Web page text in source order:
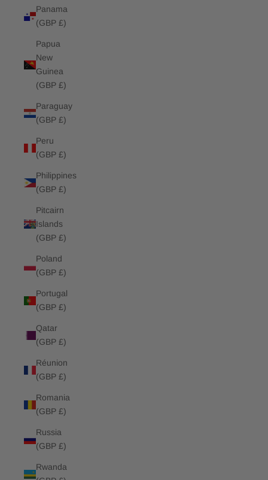
Panama
(GBP £)
Papua
New
Guinea
(GBP £)
Paraguay
(GBP £)
Peru
(GBP £)
Philippines
(GBP £)
Pitcairn
Islands
(GBP £)
Poland
(GBP £)
Portugal
(GBP £)
Qatar
(GBP £)
Réunion
(GBP £)
Romania
(GBP £)
Russia
(GBP £)
Rwanda